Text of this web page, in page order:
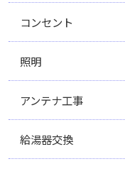
コンセント
照明
アンテナ工事
給湯器交換